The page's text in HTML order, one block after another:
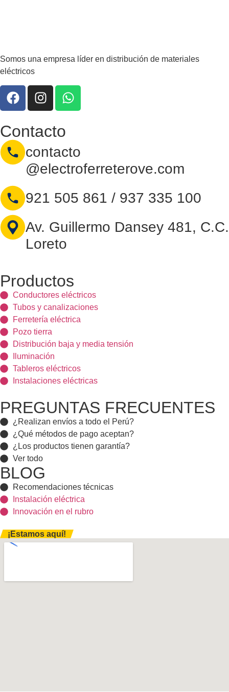
Somos una empresa líder en distribución de materiales
eléctricos
Contacto
contacto
@electroferreterove.com
921 505 861 / 937 335 100
Av. Guillermo Dansey 481, C.C.
Loreto
Productos
Conductores eléctricos
Tubos y canalizaciones
Ferretería eléctrica
Pozo tierra
Distribución baja y media tensión
Iluminación
Tableros eléctricos
Instalaciones eléctricas
PREGUNTAS FRECUENTES
¿Realizan envíos a todo el Perú?
¿Qué métodos de pago aceptan?
¿Los productos tienen garantía?
Ver todo
BLOG
Recomendaciones técnicas
Instalación eléctrica
Innovación en el rubro
¡Estamos aquí!